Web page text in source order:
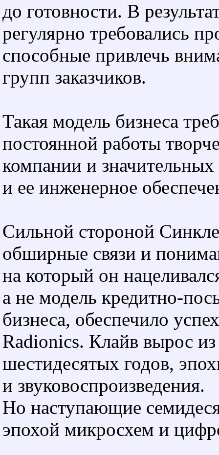
до готовности. В
регулярно требовались
способные привлечь
групп заказчиков.
Такая модель бизнеса
постоянной работы
компании и
и ее инженерное
Сильной стороной
обширные связи и
на который он
а не модель кредитно-
бизнеса, обеспечило
Radionics. Клайв вырос
шестидесятых годов,
и звуковоспроизведения.
Но наступающие
эпохой микросхем и